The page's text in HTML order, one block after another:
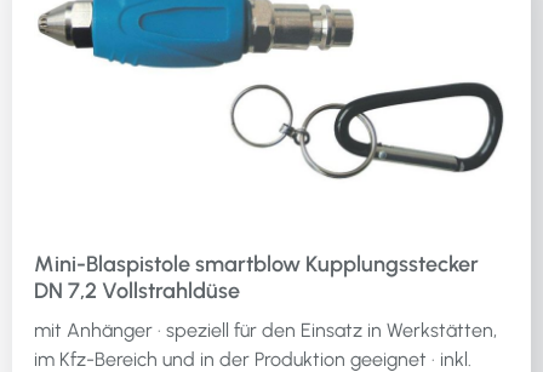
Mini-Blaspistole smartblow Kupplungsstecker
DN 7,2 Vollstrahldüse
mit Anhänger · speziell für den Einsatz in Werkstätten,
im Kfz-Bereich und in der Produktion geeignet · inkl.